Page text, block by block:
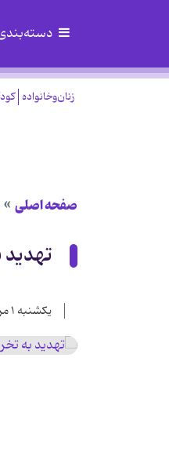
زنان‌وخانواده
صفحه اصلی
یکشنبه ۱ مرداد ۱۳۹۱ - ۰۰:۰۰